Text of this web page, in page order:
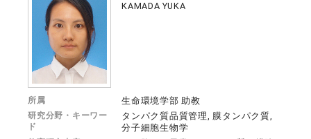
KAMADA YUKA
所属 生命環境学部 助教
研究分野・キーワー
ド
タンパク質品質管理, 膜タンパク質,
分子細胞生物学